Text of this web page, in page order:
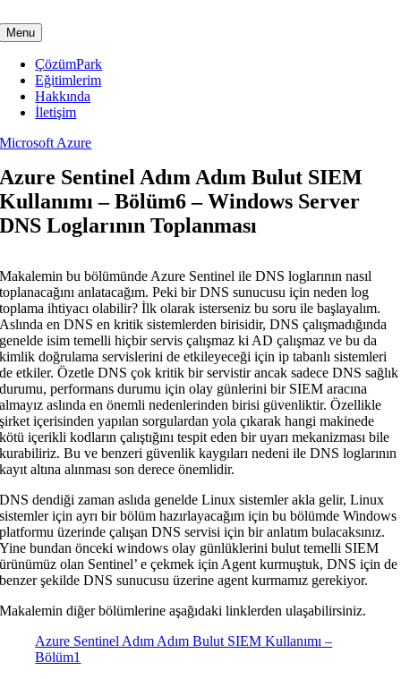
to
content
Menu
ÇözümPark
Eğitimlerim
Hakkında
İletişim
Microsoft Azure
Azure Sentinel Adım Adım Bulut SIEM
Kullanımı – Bölüm6 – Windows Server
DNS Loglarının Toplanması
Makalemin bu bölümünde Azure Sentinel ile DNS loglarının nasıl
toplanacağını anlatacağım. Peki bir DNS sunucusu için neden log
toplama ihtiyacı olabilir? İlk olarak isterseniz bu soru ile başlayalım.
Aslında en DNS en kritik sistemlerden birisidir, DNS çalışmadığında
genelde isim temelli hiçbir servis çalışmaz ki AD çalışmaz ve bu da
kimlik doğrulama servislerini de etkileyeceği için ip tabanlı sistemleri
de etkiler. Özetle DNS çok kritik bir servistir ancak sadece DNS sağlık
durumu, performans durumu için olay günlerini bir SIEM aracına
almayız aslında en önemli nedenlerinden birisi güvenliktir. Özellikle
şirket içerisinden yapılan sorgulardan yola çıkarak hangi makinede
kötü içerikli kodların çalıştığını tespit eden bir uyarı mekanizması bile
kurabiliriz. Bu ve benzeri güvenlik kaygıları nedeni ile DNS loglarının
kayıt altına alınması son derece önemlidir.
DNS dendiği zaman aslıda genelde Linux sistemler akla gelir, Linux
sistemler için ayrı bir bölüm hazırlayacağım için bu bölümde Windows
platformu üzerinde çalışan DNS servisi için bir anlatım bulacaksınız.
Yine bundan önceki windows olay günlüklerini bulut temelli SIEM
ürünümüz olan Sentinel’ e çekmek için Agent kurmuştuk, DNS için de
benzer şekilde DNS sunucusu üzerine agent kurmamız gerekiyor.
Makalemin diğer bölümlerine aşağıdaki linklerden ulaşabilirsiniz.
Azure Sentinel Adım Adım Bulut SIEM Kullanımı –
Bölüm1